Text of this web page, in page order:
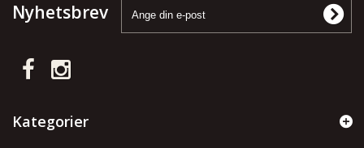
Nyhetsbrev
Kategorier